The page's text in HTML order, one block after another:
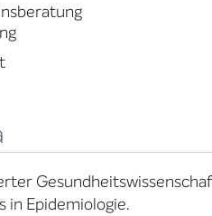
in Epidemiologie.